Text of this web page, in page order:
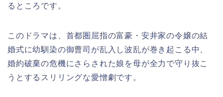
るところです。
このドラマは、首都圏屈指の富豪・安井家の令嬢の結
婚式に幼馴染の御曹司が乱入し波乱が巻き起こる中、
婚約破棄の危機にさらされた娘を母が全力で守り抜こ
うとするスリリングな愛憎劇です。